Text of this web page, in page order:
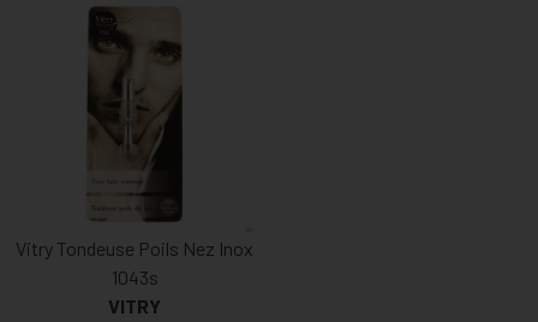
Vitry Tondeuse Poils Nez Inox
1043s
VITRY